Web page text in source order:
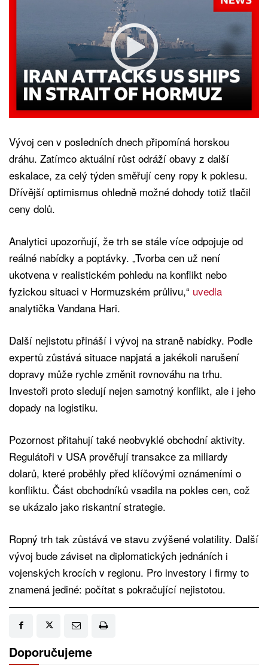
Vývoj cen v posledních dnech připomíná horskou
dráhu. Zatímco aktuální růst odráží obavy z další
eskalace, za celý týden směřují ceny ropy k poklesu.
Dřívější optimismus ohledně možné dohody totiž tlačil
ceny dolů.
Analytici upozorňují, že trh se stále více odpojuje od
reálné nabídky a poptávky. „Tvorba cen už není
ukotvena v realistickém pohledu na konflikt nebo
fyzickou situaci v Hormuzském průlivu,“ uvedla
analytička Vandana Hari.
Další nejistotu přináší i vývoj na straně nabídky. Podle
expertů zůstává situace napjatá a jakékoli narušení
dopravy může rychle změnit rovnováhu na trhu.
Investoři proto sledují nejen samotný konflikt, ale i jeho
dopady na logistiku.
Pozornost přitahují také neobvyklé obchodní aktivity.
Regulátoři v USA prověřují transakce za miliardy
dolarů, které proběhly před klíčovými oznámeními o
konfliktu. Část obchodníků vsadila na pokles cen, což
se ukázalo jako riskantní strategie.
Ropný trh tak zůstává ve stavu zvýšené volatility. Další
vývoj bude záviset na diplomatických jednáních i
vojenských krocích v regionu. Pro investory i firmy to
znamená jediné: počítat s pokračující nejistotou.
Doporučujeme